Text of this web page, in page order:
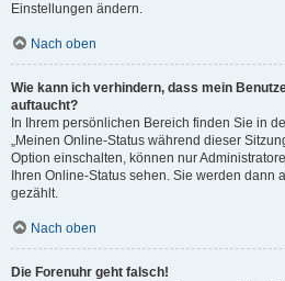
Einstellungen ändern.
Nach oben
Wie kann ich verhindern, dass mein
auftaucht?
In Ihrem persönlichen Bereich finden Sie in
„Meinen Online-Status während dieser
Option einschalten, können nur
Ihren Online-Status sehen. Sie werden dann
gezählt.
Nach oben
Die Forenuhr geht falsch!